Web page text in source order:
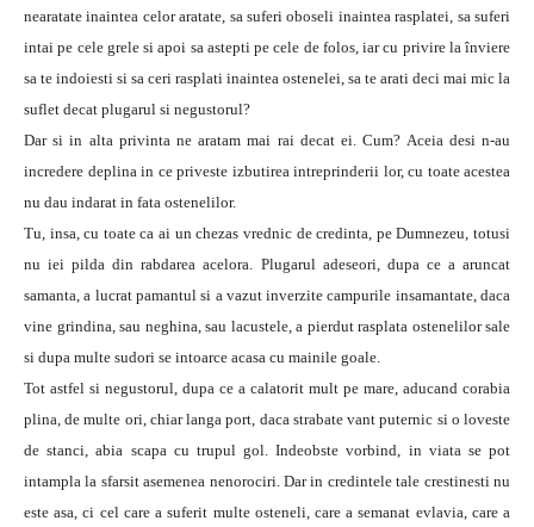
nearatate inaintea celor aratate, sa suferi oboseli inaintea rasplatei, sa suferi
intai pe cele grele si apoi sa astepti pe cele de folos, iar cu privire la înviere
sa te indoiesti si sa ceri rasplati inaintea ostenelei, sa te arati deci mai mic la
suflet decat plugarul si negustorul?
Dar si in alta privinta ne aratam mai rai decat ei. Cum? Aceia desi n-au
incredere deplina in ce priveste izbutirea intreprinderii lor, cu toate acestea
nu dau indarat in fata ostenelilor.
Tu, insa, cu toate ca ai un chezas vrednic de credinta, pe Dumnezeu, totusi
nu iei pilda din rabdarea acelora. Plugarul adeseori, dupa ce a aruncat
samanta, a lucrat pamantul si a vazut inverzite campurile insamantate, daca
vine grindina, sau neghina, sau lacustele, a pierdut rasplata ostenelilor sale
si dupa multe sudori se intoarce acasa cu mainile goale.
Tot astfel si negustorul, dupa ce a calatorit mult pe mare, aducand corabia
plina, de multe ori, chiar langa port, daca strabate vant puternic si o loveste
de stanci, abia scapa cu trupul gol. Indeobste vorbind, in viata se pot
intampla la sfarsit asemenea nenorociri. Dar in credintele tale crestinesti nu
este asa, ci cel care a suferit multe osteneli, care a semanat evlavia, care a